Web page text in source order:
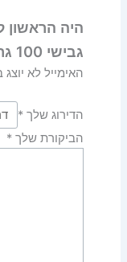
היה הראשון
גבישי 100 גרם”
האימייל לא
הדירוג שלך *
הביקורת שלך *